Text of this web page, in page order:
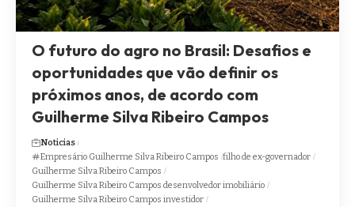
O futuro do agro no Brasil: Desafios e
oportunidades que vão definir os
próximos anos, de acordo com
Guilherme Silva Ribeiro Campos
Noticias
Empresário Guilherme Silva Ribeiro Campos filho de ex-governador
Guilherme Silva Ribeiro Campos
Guilherme Silva Ribeiro Campos desenvolvedor imobiliário
Guilherme Silva Ribeiro Campos investidor